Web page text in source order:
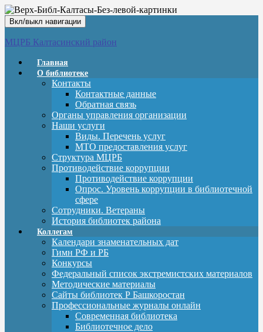
Вкл/выкл навигации
МЦРБ Калтасинский район
Главная
О библиотеке
Контакты
Контактные данные
Обратная связь
Органы управления организации
Наши услуги
Виды. Перечень услуг
МТО предоставления услуг
Структура МЦРБ
Противодействие коррупции
Противодействие коррупции
Опрос. Уровень коррупции в библиотечной
сфере
Сотрудники. Ветераны
История библиотек района
Коллегам
Календари знаменательных дат
Гимн РФ и РБ
Конкурсы
Федеральный список экстремистских материалов
Методические материалы
Сайты библиотек Р Башкоростан
Профессиональные журналы онлайн
Современная библиотека
Библиотечное дело